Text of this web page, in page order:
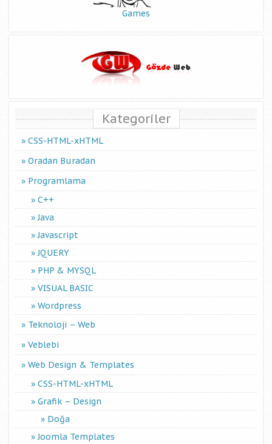
Games
Kategoriler
CSS-HTML-xHTML
Oradan Buradan
Programlama
C++
Java
Javascript
JQUERY
PHP & MYSQL
VISUAL BASIC
Wordpress
Teknoloji – Web
Veblebi
Web Design & Templates
CSS-HTML-xHTML
Grafik – Design
Doğa
Joomla Templates